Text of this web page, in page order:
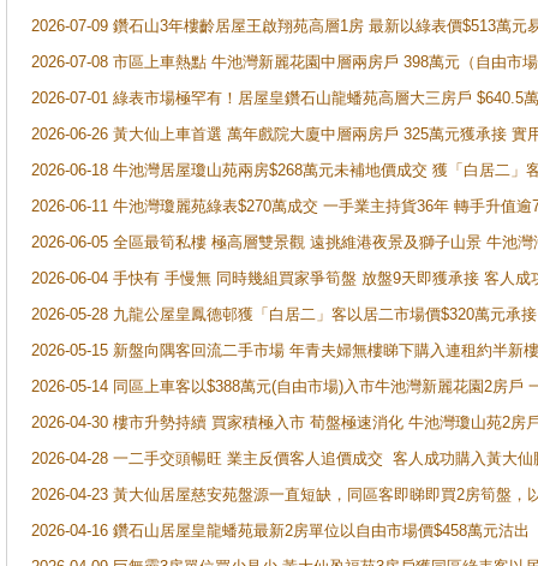
2026-07-09 鑽石山3年樓齡居屋王啟翔苑高層1房 最新以綠表價$513萬元
2026-07-08 市區上車熱點 牛池灣新麗花園中層兩房戶 398萬元（自由市
2026-07-01 綠表市場極罕有！居屋皇鑽石山龍蟠苑高層大三房戶
2026-06-26 黃大仙上車首選 萬年戲院大廈中層兩房戶 325萬元獲承接 實
2026-06-18 牛池灣居屋瓊山苑兩房$268萬元未補地價成交 獲「白居二」
2026-06-11 牛池灣瓊麗苑綠表$270萬成交 一手業主持貨36年 轉手升值逾
2026-06-05 全區最筍私樓 極高層雙景觀 遠挑維港夜景及獅子山景 牛池
2026-06-04 手快有 手慢無 同時幾組買家爭筍盤 放盤9天即獲承接 客人
2026-05-28 九龍公屋皇鳳德邨獲「白居二」客以居二市場價$320萬元承接
2026-05-15 新盤向隅客回流二手市場 年青夫婦無樓睇下購入連租約半新
2026-05-14 同區上車客以$388萬元(自由市場)入市牛池灣新麗花園2房戶
2026-04-30 樓市升勢持續 買家積極入市 荀盤極速消化 牛池灣瓊山苑2房
2026-04-28 一二手交頭暢旺 業主反價客人追價成交 客人成功購入黃大
2026-04-23 黃大仙居屋慈安苑盤源一直短缺，同區客即睇即買2房筍盤，
2026-04-16 鑽石山居屋皇龍蟠苑最新2房單位以自由市場價$458萬元沽出